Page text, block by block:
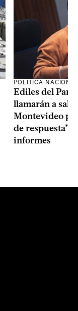
POLÍTICA
Ediles del
llamarán a sala
Montevideo
de respuesta”
informes